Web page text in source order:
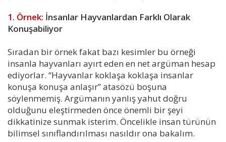
1. Örnek: İnsanlar Hayvanlardan Farklı Olarak
Konuşabiliyor
Sıradan bir örnek fakat bazı kesimler bu örneği
insanla hayvanları ayırt eden en net argüman hesap
ediyorlar. “Hayvanlar koklaşa koklaşa insanlar
konuşa konuşa anlaşır” atasözü boşuna
söylenmemiş. Argümanın yanlış yahut doğru
olduğunu eleştirmeden önce önemli bir şeyi
dikkatinize sunmak isterim. Öncelikle insan türünün
bilimsel sınıflandırılması nasıldır ona bakalım.